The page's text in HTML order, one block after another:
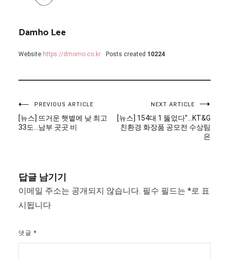
Damho Lee
Website https://dmomo.co.kr Posts created 10224
글
탐
PREVIOUS ARTICLE
[뉴스] 뜨거운 햇볕에 낮 최고
33도…남부 곳곳 비
NEXT ARTICLE
[뉴스] 154대 1 뚫었다”…KT&G
친환경 화장품 공모전 수상팀
은
답글 남기기
이메일 주소는 공개되지 않습니다. 필수 필드는 *로 표
시됩니다
댓글 *